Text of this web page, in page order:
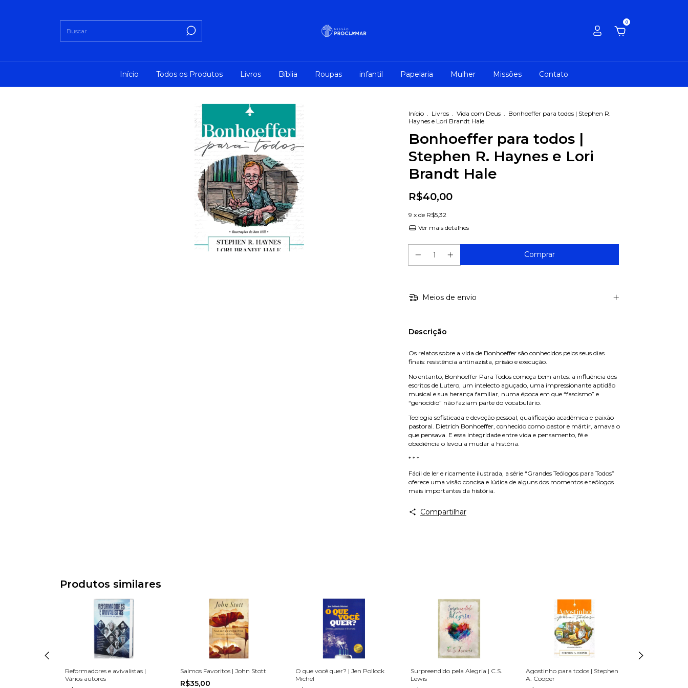
0
Início Todos os Produtos Livros Bíblia Roupas infantil Papelaria Mulher Missões Contato
Início . Livros . Vida com Deus . Bonhoeffer para todos | Stephen R.
Haynes e Lori Brandt Hale
Bonhoeffer para todos |
Stephen R. Haynes e Lori
Brandt Hale
R$40,00
9 x de R$5,32
Ver mais detalhes
Meios de envio
Descrição
Os relatos sobre a vida de Bonhoeffer são conhecidos pelos seus dias
finais: resistência antinazista, prisão e execução.
No entanto, Bonhoeffer Para Todos começa bem antes: a influência dos
escritos de Lutero, um intelecto aguçado, uma impressionante aptidão
musical e sua herança familiar, numa época em que “fascismo” e
“genocídio” não faziam parte do vocabulário.
Teologia sofisticada e devoção pessoal, qualificação acadêmica e paixão
pastoral. Dietrich Bonhoeffer, conhecido como pastor e mártir, amava o
que pensava. E essa integridade entre vida e pensamento, fé e
obediência o levou a mudar a história.
* * *
Fácil de ler e ricamente ilustrada, a série “Grandes Teólogos para Todos”
oferece uma visão concisa e lúdica de alguns dos momentos e teólogos
mais importantes da história.
Compartilhar
Produtos similares
Reformadores e avivalistas |
Vários autores
Salmos Favoritos | John Stott
R$35,00
O que você quer? | Jen Pollock
Michel
Surpreendido pela Alegria | C.S.
Lewis
Agostinho para todos | Stephen
A. Cooper